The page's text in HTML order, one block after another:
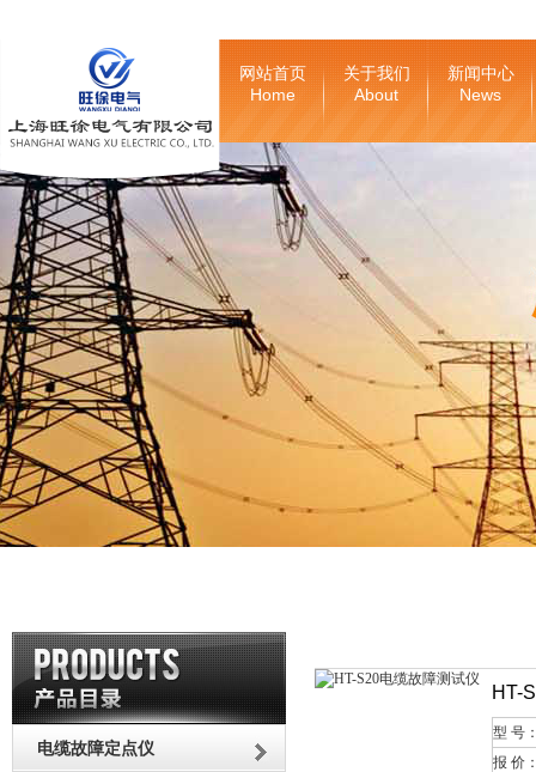
网站首页
Home
关于我们
About
新闻中心
News
电缆故障定点仪
HT-
型 号
报 价